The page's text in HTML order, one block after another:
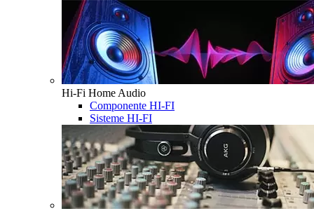
Hi-Fi Home Audio
Componente HI-FI
Sisteme HI-FI